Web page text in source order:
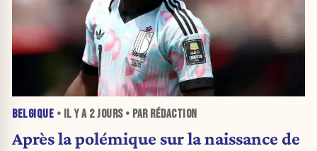
BELGIQUE • IL Y A 2 JOURS• PAR RÉDACTION
Après la polémique sur la naissance de